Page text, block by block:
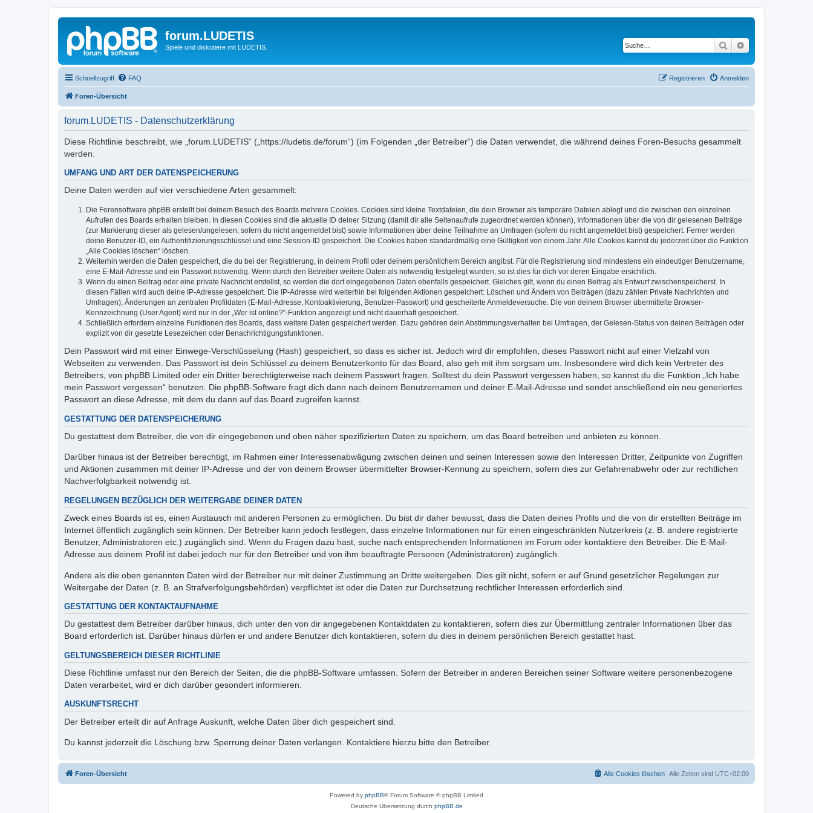
forum.LUDETIS
Spiele und diskutiere mit LUDETIS. Suche
Schnellzugriff FAQ Anmelden
Registrieren
Foren-Übersicht
forum.LUDETIS - Datenschutzerklärung
Diese Richtlinie beschreibt, wie „forum.LUDETIS“ („https://ludetis.de/forum“) (im Folgenden „der Betreiber“) die Daten verwendet, die während deines Foren-Besuchs gesammelt
werden.
UMFANG UND ART DER DATENSPEICHERUNG
Deine Daten werden auf vier verschiedene Arten gesammelt:
Die Forensoftware phpBB erstellt bei deinem Besuch des Boards mehrere Cookies. Cookies sind kleine Textdateien, die dein Browser als temporäre Dateien ablegt und die zwischen den einzelnen
Aufrufen des Boards erhalten bleiben. In diesen Cookies sind die aktuelle ID deiner Sitzung (damit dir alle Seitenaufrufe zugeordnet werden können), Informationen über die von dir gelesenen Beiträge
(zur Markierung dieser als gelesen/ungelesen; sofern du nicht angemeldet bist) sowie Informationen über deine Teilnahme an Umfragen (sofern du nicht angemeldet bist) gespeichert. Ferner werden
deine Benutzer-ID, ein Authentifizierungsschlüssel und eine Session-ID gespeichert. Die Cookies haben standardmäßig eine Gültigkeit von einem Jahr. Alle Cookies kannst du jederzeit über die Funktion
„Alle Cookies löschen“ löschen.
Weiterhin werden die Daten gespeichert, die du bei der Registrierung, in deinem Profil oder deinem persönlichem Bereich angibst. Für die Registrierung sind mindestens ein eindeutiger Benutzername,
eine E-Mail-Adresse und ein Passwort notwendig. Wenn durch den Betreiber weitere Daten als notwendig festgelegt wurden, so ist dies für dich vor deren Eingabe ersichtlich.
Wenn du einen Beitrag oder eine private Nachricht erstellst, so werden die dort eingegebenen Daten ebenfalls gespeichert. Gleiches gilt, wenn du einen Beitrag als Entwurf zwischenspeicherst. In
diesen Fällen wird auch deine IP-Adresse gespeichert. Die IP-Adresse wird weiterhin bei folgenden Aktionen gespeichert: Löschen und Ändern von Beiträgen (dazu zählen Private Nachrichten und
Umfragen), Änderungen an zentralen Profildaten (E-Mail-Adresse, Kontoaktivierung, Benutzer-Passwort) und gescheiterte Anmeldeversuche. Die von deinem Browser übermittelte Browser-
Kennzeichnung (User Agent) wird nur in der „Wer ist online?“-Funktion angezeigt und nicht dauerhaft gespeichert.
Schließlich erfordern einzelne Funktionen des Boards, dass weitere Daten gespeichert werden. Dazu gehören dein Abstimmungsverhalten bei Umfragen, der Gelesen-Status von deinen Beiträgen oder
explizit von dir gesetzte Lesezeichen oder Benachrichtigungsfunktionen.
Dein Passwort wird mit einer Einwege-Verschlüsselung (Hash) gespeichert, so dass es sicher ist. Jedoch wird dir empfohlen, dieses Passwort nicht auf einer Vielzahl von
Webseiten zu verwenden. Das Passwort ist dein Schlüssel zu deinem Benutzerkonto für das Board, also geh mit ihm sorgsam um. Insbesondere wird dich kein Vertreter des
Betreibers, von phpBB Limited oder ein Dritter berechtigterweise nach deinem Passwort fragen. Solltest du dein Passwort vergessen haben, so kannst du die Funktion „Ich habe
mein Passwort vergessen“ benutzen. Die phpBB-Software fragt dich dann nach deinem Benutzernamen und deiner E-Mail-Adresse und sendet anschließend ein neu generiertes
Passwort an diese Adresse, mit dem du dann auf das Board zugreifen kannst.
GESTATTUNG DER DATENSPEICHERUNG
Du gestattest dem Betreiber, die von dir eingegebenen und oben näher spezifizierten Daten zu speichern, um das Board betreiben und anbieten zu können.
Darüber hinaus ist der Betreiber berechtigt, im Rahmen einer Interessenabwägung zwischen deinen und seinen Interessen sowie den Interessen Dritter, Zeitpunkte von Zugriffen
und Aktionen zusammen mit deiner IP-Adresse und der von deinem Browser übermittelter Browser-Kennung zu speichern, sofern dies zur Gefahrenabwehr oder zur rechtlichen
Nachverfolgbarkeit notwendig ist.
REGELUNGEN BEZÜGLICH DER WEITERGABE DEINER DATEN
Zweck eines Boards ist es, einen Austausch mit anderen Personen zu ermöglichen. Du bist dir daher bewusst, dass die Daten deines Profils und die von dir erstellten Beiträge im
Internet öffentlich zugänglich sein können. Der Betreiber kann jedoch festlegen, dass einzelne Informationen nur für einen eingeschränkten Nutzerkreis (z. B. andere registrierte
Benutzer, Administratoren etc.) zugänglich sind. Wenn du Fragen dazu hast, suche nach entsprechenden Informationen im Forum oder kontaktiere den Betreiber. Die E-Mail-
Adresse aus deinem Profil ist dabei jedoch nur für den Betreiber und von ihm beauftragte Personen (Administratoren) zugänglich.
Andere als die oben genannten Daten wird der Betreiber nur mit deiner Zustimmung an Dritte weitergeben. Dies gilt nicht, sofern er auf Grund gesetzlicher Regelungen zur
Weitergabe der Daten (z. B. an Strafverfolgungsbehörden) verpflichtet ist oder die Daten zur Durchsetzung rechtlicher Interessen erforderlich sind.
GESTATTUNG DER KONTAKTAUFNAHME
Du gestattest dem Betreiber darüber hinaus, dich unter den von dir angegebenen Kontaktdaten zu kontaktieren, sofern dies zur Übermittlung zentraler Informationen über das
Board erforderlich ist. Darüber hinaus dürfen er und andere Benutzer dich kontaktieren, sofern du dies in deinem persönlichen Bereich gestattet hast.
GELTUNGSBEREICH DIESER RICHTLINIE
Diese Richtlinie umfasst nur den Bereich der Seiten, die die phpBB-Software umfassen. Sofern der Betreiber in anderen Bereichen seiner Software weitere personenbezogene
Daten verarbeitet, wird er dich darüber gesondert informieren.
AUSKUNFTSRECHT
Der Betreiber erteilt dir auf Anfrage Auskunft, welche Daten über dich gespeichert sind.
Du kannst jederzeit die Löschung bzw. Sperrung deiner Daten verlangen. Kontaktiere hierzu bitte den Betreiber.
Foren-Übersicht Alle Zeiten sind UTC+02:00
Alle Cookies löschen
Powered by phpBB® Forum Software © phpBB Limited
Deutsche Übersetzung durch phpBB.de